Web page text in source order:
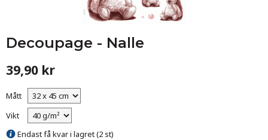
Decoupage - Nalle
39,90 kr
Mått
Vikt
Endast få kvar i lagret (2 st)